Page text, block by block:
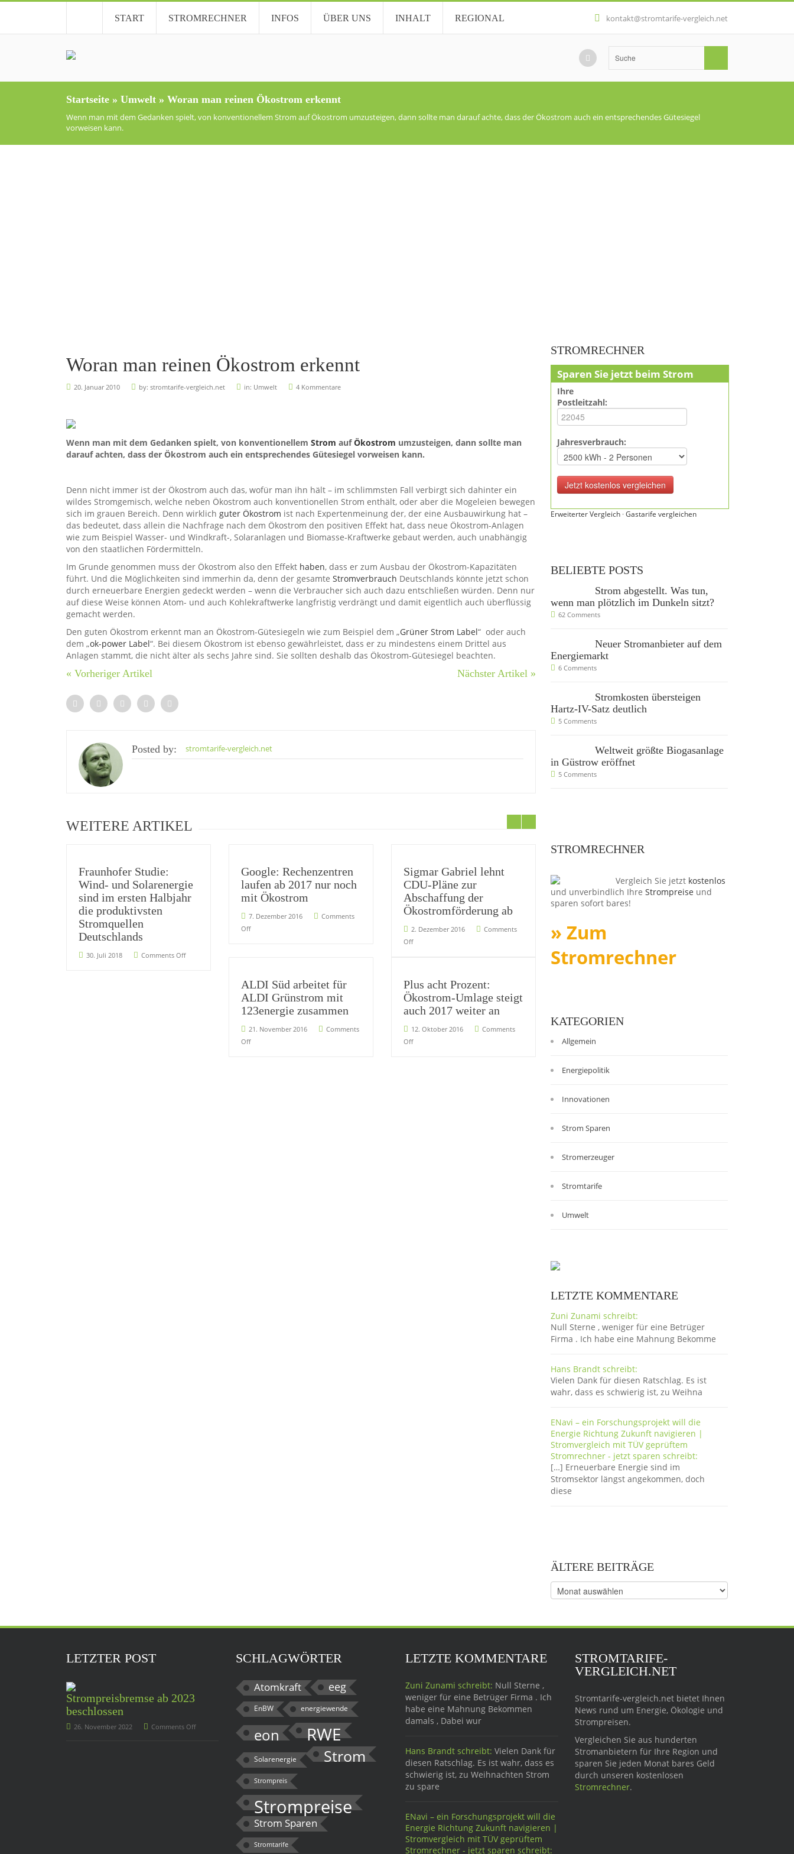
START STROMRECHNER INFOS ÜBER UNS INHALT REGIONAL kontakt@stromtarife-vergleich.net
Startseite » Umwelt » Woran man reinen Ökostrom erkennt
Wenn man mit dem Gedanken spielt, von konventionellem Strom auf Ökostrom umzusteigen, dann sollte man darauf achte, dass der Ökostrom auch ein entsprechendes Gütesiegel
vorweisen kann.
Woran man reinen Ökostrom erkennt
20. Januar 2010 by: stromtarife-vergleich.net in: Umwelt 4 Kommentare
Wenn man mit dem Gedanken spielt, von konventionellem Strom aufÖkostrom umzusteigen, dann sollte man
darauf achten, dass der Ökostrom auch ein entsprechendes Gütesiegel vorweisen kann.
Denn nicht immer ist der Ökostrom auch das, wofür man ihn hält – im schlimmsten Fall verbirgt sich dahinter ein
wildes Stromgemisch, welche neben Ökostrom auch konventionellen Strom enthält, oder aber die Mogeleien bewegen
sich im grauen Bereich. Denn wirklich guter Ökostrom ist nach Expertenmeinung der, der eine Ausbauwirkung hat –
das bedeutet, dass allein die Nachfrage nach dem Ökostrom den positiven Effekt hat, dass neue Ökostrom-Anlagen
wie zum Beispiel Wasser- und Windkraft-, Solaranlagen und Biomasse-Kraftwerke gebaut werden, auch unabhängig
von den staatlichen Fördermitteln.
Im Grunde genommen muss der Ökostrom also den Effekt haben, dass er zum Ausbau der Ökostrom-Kapazitäten
führt. Und die Möglichkeiten sind immerhin da, denn der gesamte Stromverbrauch Deutschlands könnte jetzt schon
durch erneuerbare Energien gedeckt werden – wenn die Verbraucher sich auch dazu entschließen würden. Denn nur
auf diese Weise können Atom- und auch Kohlekraftwerke langfristig verdrängt und damit eigentlich auch überflüssig
gemacht werden.
Den guten Ökostrom erkennt man an Ökostrom-Gütesiegeln wie zum Beispiel dem „Grüner Strom Label“ oder auch
dem „ok-power Label“. Bei diesem Ökostrom ist ebenso gewährleistet, dass er zu mindestens einem Drittel aus
Anlagen stammt, die nicht älter als sechs Jahre sind. Sie sollten deshalb das Ökostrom-Gütesiegel beachten.
« Vorheriger Artikel Nächster Artikel »
Posted by: stromtarife-vergleich.net
WEITERE ARTIKEL
Fraunhofer Studie:
Wind- und Solarenergie
sind im ersten Halbjahr
die produktivsten
Stromquellen
Deutschlands
30. Juli 2018 Comments Off
Google: Rechenzentren
laufen ab 2017 nur noch
mit Ökostrom
7. Dezember 2016
Comments
Off
Sigmar Gabriel lehnt
CDU-Pläne zur
Abschaffung der
Ökostromförderung ab
2. Dezember 2016
Comments
Off
ALDI Süd arbeitet für
ALDI Grünstrom mit
123energie zusammen
21. November 2016
Comments
Off
Plus acht Prozent:
Ökostrom-Umlage steigt
auch 2017 weiter an
12. Oktober 2016
Comments
Off
STROMRECHNER
Sparen Sie jetzt beim Strom
Ihre
Postleitzahl:
Jahresverbrauch:
Erweiterter Vergleich ·Gastarife vergleichen
BELIEBTE POSTS
Strom abgestellt. Was tun,
wenn man plötzlich im Dunkeln sitzt?
62 Comments
Neuer Stromanbieter auf dem
Energiemarkt
6 Comments
Stromkosten übersteigen
Hartz-IV-Satz deutlich
5 Comments
Weltweit größte Biogasanlage
in Güstrow eröffnet
5 Comments
STROMRECHNER
Vergleich Sie jetzt kostenlos
und unverbindlich Ihre Strompreise und
sparen sofort bares!
» Zum
Stromrechner
KATEGORIEN
Allgemein
Energiepolitik
Innovationen
Strom Sparen
Stromerzeuger
Stromtarife
Umwelt
LETZTE KOMMENTARE
Zuni Zunami schreibt:
Null Sterne , weniger für eine Betrüger
Firma . Ich habe eine Mahnung Bekomme
Hans Brandt schreibt:
Vielen Dank für diesen Ratschlag. Es ist
wahr, dass es schwierig ist, zu Weihna
ENavi – ein Forschungsprojekt will die
Energie Richtung Zukunft navigieren |
Stromvergleich mit TÜV geprüftem
Stromrechner - jetzt sparen schreibt:
[…] Erneuerbare Energie sind im
Stromsektor längst angekommen, doch
diese
ÄLTERE BEITRÄGE
Ältere
Beiträge
LETZTER POST
Strompreisbremse ab 2023
beschlossen
26. November 2022 Comments Off
SCHLAGWÖRTER
Atomkraft eeg
EnBW energiewende
eon RWE
Solarenergie Strom
Strompreis
Strompreise
Strom Sparen
Stromtarife
LETZTE KOMMENTARE
Zuni Zunami schreibt: Null Sterne ,
weniger für eine Betrüger Firma . Ich
habe eine Mahnung Bekommen
damals , Dabei wur
Hans Brandt schreibt: Vielen Dank für
diesen Ratschlag. Es ist wahr, dass es
schwierig ist, zu Weihnachten Strom
zu spare
ENavi – ein Forschungsprojekt will die
Energie Richtung Zukunft navigieren |
Stromvergleich mit TÜV geprüftem
Stromrechner - jetzt sparen schreibt:
STROMTARIFE-
VERGLEICH.NET
Stromtarife-vergleich.net bietet Ihnen
News rund um Energie, Ökologie und
Strompreisen.
Vergleichen Sie aus hunderten
Stromanbietern für Ihre Region und
sparen Sie jeden Monat bares Geld
durch unseren kostenlosen
Stromrechner.